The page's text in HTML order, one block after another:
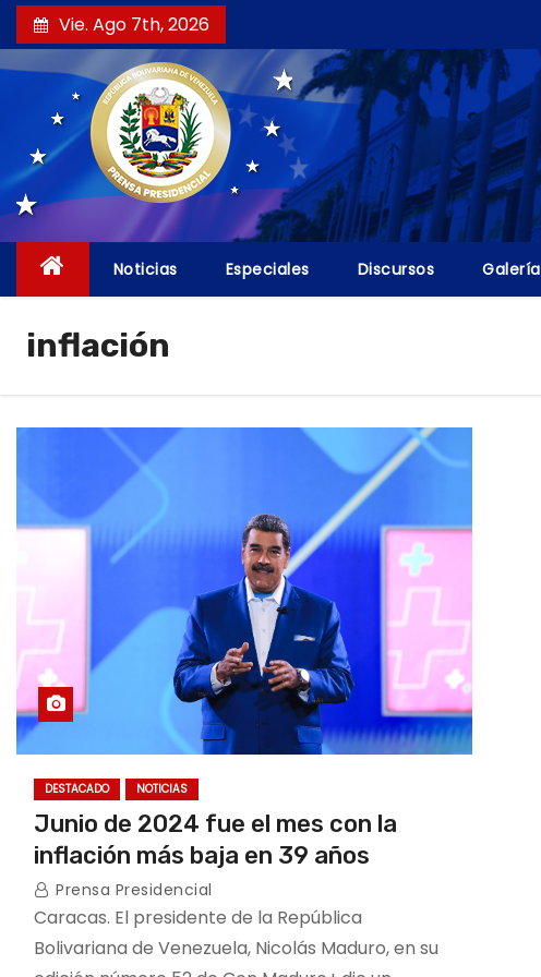
a
l
Vie. Ago 7th, 2026
Noticias Especiales Discursos Galería
inflación
DESTACADO NOTICIAS
Junio de 2024 fue el mes con la
inflación más baja en 39 años
Prensa Presidencial
Caracas. El presidente de la República
Bolivariana de Venezuela, Nicolás Maduro, en su